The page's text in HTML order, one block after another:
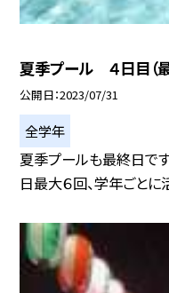
夏季プール ４日目（
公開日 2023/07/31
全学年
夏季プールも最終日で
日最大６回、学年ごとに